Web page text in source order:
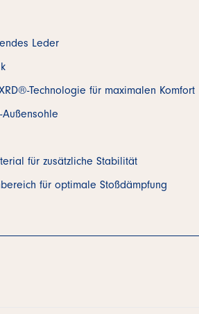
Leder
Technologie für maximalen Komfort
für zusätzliche Stabilität
für optimale Stoßdämpfung